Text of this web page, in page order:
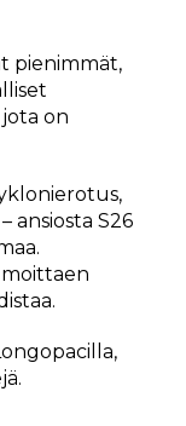
pienimmät,
on
ansiosta S26